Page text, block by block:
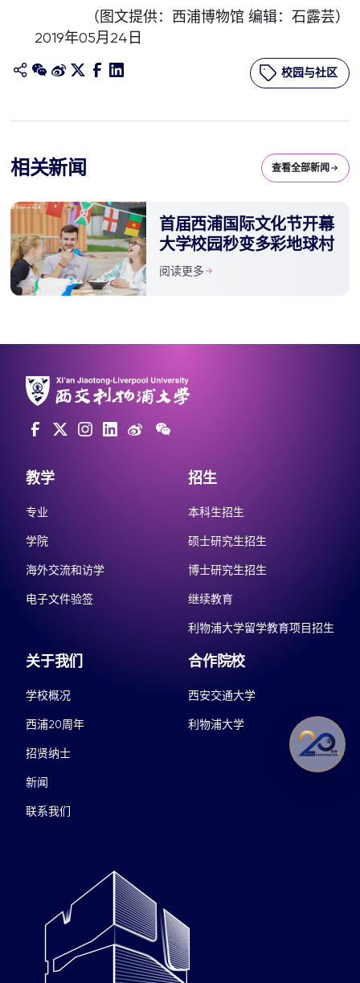
（图文提供：西浦博物馆 编辑：石露芸）
2019年05月24日
校园与社区
相关新闻 查看全部新闻
首届西浦国际文化节开幕
大学校园秒变多彩地球村
阅读更多
教学
专业
学院
海外交流和访学
电子文件验签
招生
本科生招生
硕士研究生招生
博士研究生招生
继续教育
利物浦大学留学教育项目招生
关于我们
学校概况
西浦20周年
招贤纳士
新闻
联系我们
合作院校
西安交通大学
利物浦大学